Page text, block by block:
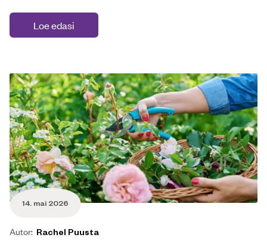
Loe edasi
14. mai 2026
Autor: Rachel Puusta